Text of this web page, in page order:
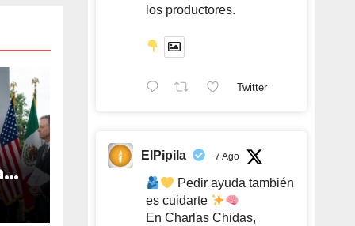
los productores.
Twitter
ElPipila 7 Ago
Pedir ayuda también
es cuidarte
En Charlas Chidas,